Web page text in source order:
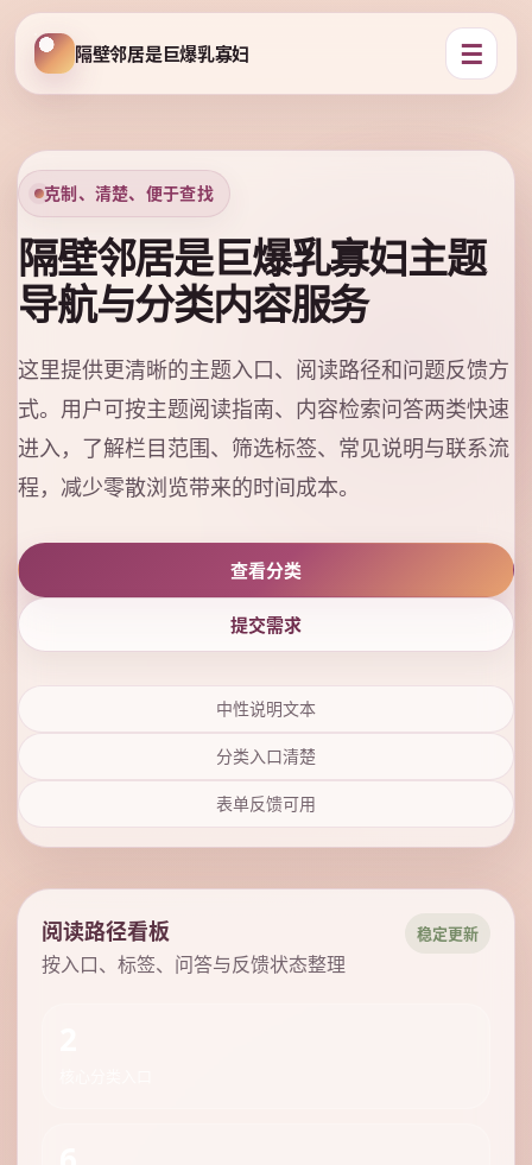
隔壁邻居是巨爆乳寡妇 ☰
克制、清楚、便于查找
隔壁邻居是巨爆乳寡妇主题
导航与分类内容服务
这里提供更清晰的主题入口、阅读路径和问题反馈方
式。用户可按主题阅读指南、内容检索问答两类快速
进入，了解栏目范围、筛选标签、常见说明与联系流
程，减少零散浏览带来的时间成本。
查看分类
提交需求
中性说明文本
分类入口清楚
表单反馈可用
阅读路径看板
按入口、标签、问答与反馈状态整理
稳定更新